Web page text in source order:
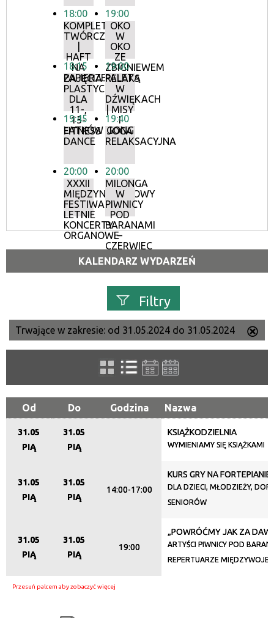
18:00
KOMPLETY
TWÓRCZE
HAFT
NA
PAPIERZE
18:15
ZAJĘCIA
PLASTYCZNE
DLA
11-,
13-
LATKÓW
19:45
FITNESS
DANCE
20:00
XXXII
MIĘDZYNARODOWY
FESTIWAL
LETNIE
KONCERTY
ORGANOWE
19:00
OKO
W
OKO
ZE
ZBIGNIEWEM
PALETĄ
19:00
RELAKS
W
DŹWIĘKACH
| MISY
I
GONG
19:40
JOGA
RELAKSACYJNA
20:00
MILONGA
W
PIWNICY
POD
BARANAMI
–
CZERWIEC
KALENDARZ WYDARZEŃ
Filtry
Szukana fraza
Kategoria
Trwające w zakresie
Miejsce
Organizator
Promowane
Trwające w zakresie: od 31.05.2024 do 31.05.2024
ten
Od Do Godzina Nazwa
31.05
PIĄ
31.05
PIĄ
KSIĄŻKODZIELNIA
WYMIENIAMY SIĘ KSIĄŻKAMI
31.05
PIĄ
31.05
PIĄ
14:00-17:00
KURS GRY NA FORTEPIANIE
DLA DZIECI, MŁODZIEŻY,
SENIORÓW
31.05
PIĄ
31.05
PIĄ
19:00
„POWRÓĆMY JAK ZA
ARTYŚCI PIWNICY POD
REPERTUARZE